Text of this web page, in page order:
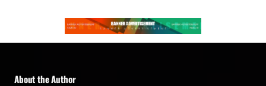
About the Author